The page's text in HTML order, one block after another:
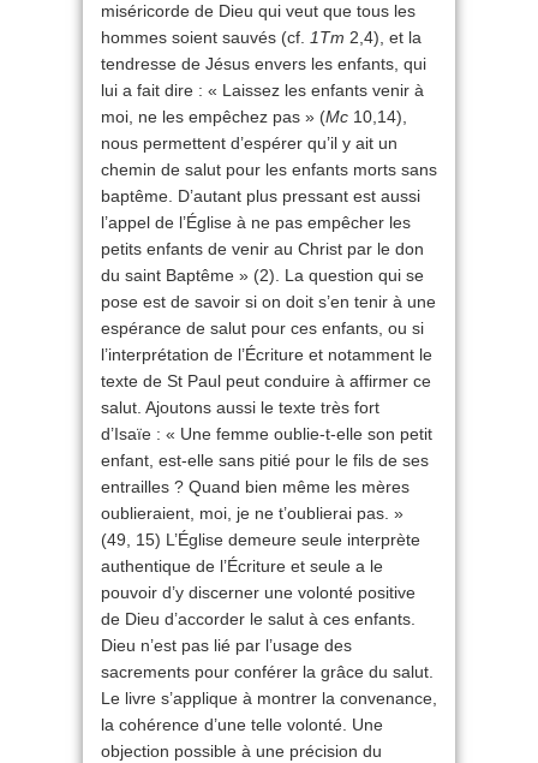
miséricorde de Dieu qui veut que tous les
hommes soient sauvés (cf. 1Tm 2,4), et la
tendresse de Jésus envers les enfants, qui
lui a fait dire : « Laissez les enfants venir à
moi, ne les empêchez pas » (Mc 10,14),
nous permettent d’espérer qu’il y ait un
chemin de salut pour les enfants morts sans
baptême. D’autant plus pressant est aussi
l’appel de l’Église à ne pas empêcher les
petits enfants de venir au Christ par le don
du saint Baptême » (2). La question qui se
pose est de savoir si on doit s’en tenir à une
espérance de salut pour ces enfants, ou si
l’interprétation de l’Écriture et notamment le
texte de St Paul peut conduire à affirmer ce
salut. Ajoutons aussi le texte très fort
d’Isaïe : « Une femme oublie-t-elle son petit
enfant, est-elle sans pitié pour le fils de ses
entrailles ? Quand bien même les mères
oublieraient, moi, je ne t’oublierai pas. »
(49, 15) L’Église demeure seule interprète
authentique de l’Écriture et seule a le
pouvoir d’y discerner une volonté positive
de Dieu d’accorder le salut à ces enfants.
Dieu n’est pas lié par l’usage des
sacrements pour conférer la grâce du salut.
Le livre s’applique à montrer la convenance,
la cohérence d’une telle volonté. Une
objection possible à une précision du